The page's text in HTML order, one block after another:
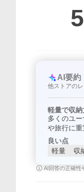
AI要約
他ストアの
軽量で収
多くのユ
や旅行に
良い点
軽量
収
AI回答の正確性